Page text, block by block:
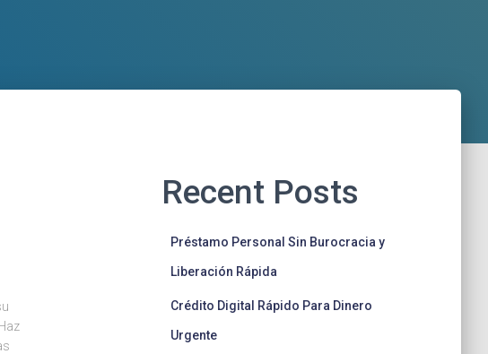
Recent Posts
Préstamo Personal Sin Burocracia y
Liberación Rápida
Crédito Digital Rápido Para Dinero
Urgente